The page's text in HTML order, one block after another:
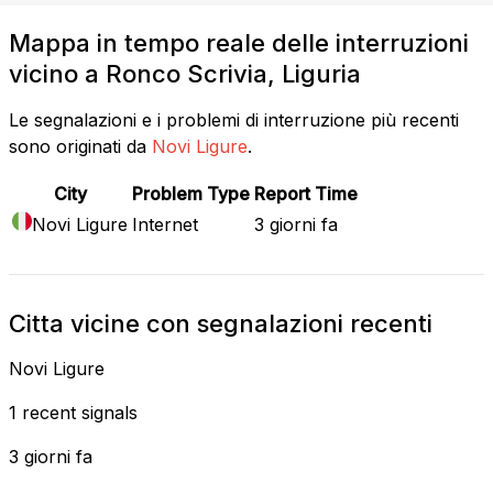
Mappa in tempo reale delle interruzioni
vicino a Ronco Scrivia, Liguria
Le segnalazioni e i problemi di interruzione più recenti
sono originati da Novi Ligure.
City Problem Type Report Time
Novi Ligure Internet 3 giorni fa
Citta vicine con segnalazioni recenti
Novi Ligure
1 recent signals
3 giorni fa